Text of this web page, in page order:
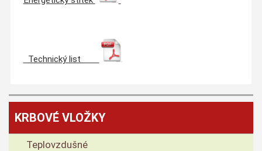
Technický list
KRBOVÉ VLOŽKY
Teplovzdušné